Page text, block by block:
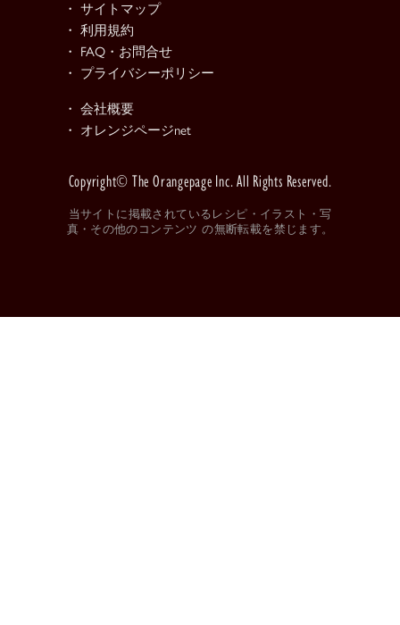
・ サイトマップ
・ 利用規約
・ FAQ・お問合せ
・ プライバシーポリシー
・ 会社概要
・ オレンジページnet
Copyright© The Orangepage Inc. All Rights Reserved.
当サイトに掲載されているレシピ・イラスト・写
真・その他のコンテンツ の無断転載を禁じます。